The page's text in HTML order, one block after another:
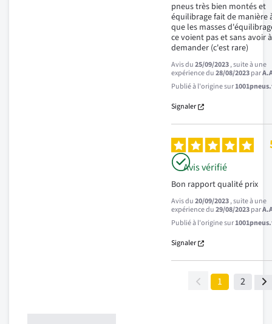
pneus très bien montés et
équilibrage fait de manière
que les masses
ce voient pas et sans avoir
demander (c'est rare)
Avis du25/09/2023, suite à une
expérience du28/08/2023par
Publié à l'origine sur
Signaler
Avis vérifié
Bon rapport qualité prix
Avis du20/09/2023, suite à une
expérience du29/08/2023par
Publié à l'origine sur
Signaler
1 2